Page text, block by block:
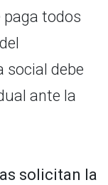
todos
social debe
ante la
solicitan la